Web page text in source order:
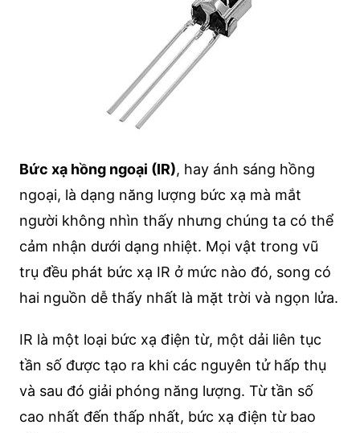
Bức xạ hồng ngoại (IR), hay ánh sáng hồng
ngoại, là dạng năng lượng bức xạ mà mắt
người không nhìn thấy nhưng chúng ta có thể
cảm nhận dưới dạng nhiệt. Mọi vật trong vũ
trụ đều phát bức xạ IR ở mức nào đó, song có
hai nguồn dễ thấy nhất là mặt trời và ngọn lửa.
IR là một loại bức xạ điện từ, một dải liên tục
tần số được tạo ra khi các nguyên tử hấp thụ
và sau đó giải phóng năng lượng. Từ tần số
cao nhất đến thấp nhất, bức xạ điện từ bao